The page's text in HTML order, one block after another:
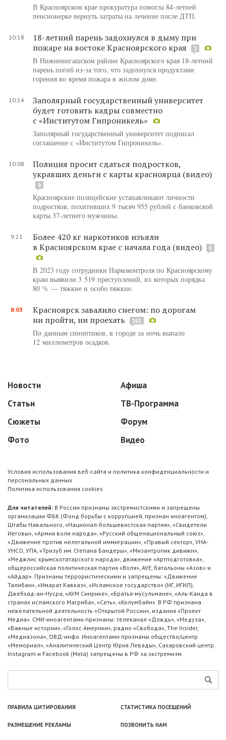
В Красноярском крае прокуратура помогла 84-летней
пенсионерке вернуть затраты на лечение после ДТП.
10:18
18-летний парень задохнулся в дыму при
пожаре на востоке Красноярского края
3
В Нижнеингашском районе Красноярского края 18-летний
парень погиб из-за того, что задохнулся продуктами
горения во время пожара в жилом доме.
10:14
Заполярный государственный университет
будет готовить кадры совместно
с «Институтом Гипроникель»
Заполярный государственный университет подписал
соглашение с «Институтом Гипроникель».
10:08
Полиция просит сдаться подростков,
укравших деньги с карты красноярца (видео)
9
Красноярские полицейские устанавливают личности
подростков, похитивших 9 тысяч 955 рублей с банковской
карты 37-летнего мужчины.
9:21
Более 420 кг наркотиков изъяли
в Красноярском крае с начала года (видео)
6
В 2023 году сотрудники Наркоконтроля по Красноярскому
краю выявили 3 519 преступлений, из которых порядка
80 % — тяжкие и особо тяжкие.
8:03
Красноярск завалило снегом: по дорогам
ни пройти, ни проехать
163
По данным синоптиков, в городе за ночь выпало
12 миллиметров осадков.
Новости
Статьи
Сюжеты
Фото
Афиша
ТВ-Программа
Форум
Видео
Условия использования веб-сайта и политика конфиденциальности и
персональных данных
Политика использования cookies
Для читателей: В России признаны экстремистскими и запрещены
организации ФБК (Фонд борьбы с коррупцией, признан иноагентом),
Штабы Навального, «Национал-большевистская партия», «Свидетели
Иеговы», «Армия воли народа», «Русский общенациональный союз»,
«Движение против нелегальной иммиграции», «Правый сектор», УНА-
УНСО, УПА, «Тризуб им. Степана Бандеры», «Мизантропик дивижн»,
«Меджлис крымскотатарского народа», движение «Артподготовка»,
общероссийская политическая партия «Воля», АУЕ, батальоны «Азов» и
«Айдар». Признаны террористическими и запрещены: «Движение
Талибан», «Имарат Кавказ», «Исламское государство» (ИГ, ИГИЛ),
Джебхад-ан-Нусра, «АУМ Синрике», «Братья-мусульмане», «Аль-Каида в
странах исламского Магриба», «Сеть», «Колумбайн». В РФ признана
нежелательной деятельность «Открытой России», издания «Проект
Медиа». СМИ-иноагентами признаны: телеканал «Дождь», «Медуза»,
«Важные истории», «Голос Америки», радио «Свобода», The Insider,
«Медиазона», ОВД-инфо. Иноагентами признаны общество/центр
«Мемориал», «Аналитический Центр Юрия Левады», Сахаровский центр.
Instagram и Facebook (Metа) запрещены в РФ за экстремизм.
ПРАВИЛА ЦИТИРОВАНИЯ СТАТИСТИКА ПОСЕЩЕНИЙ
РАЗМЕЩЕНИЕ РЕКЛАМЫ ПОЗВОНИТЬ НАМ